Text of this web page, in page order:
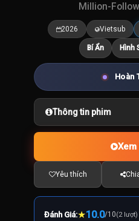
Million-
2026 Vietsub
Bí Ẩn Hình
Hoàn
Thông tin phim
Xem
Yêu thích
Đánh Giá:★10.0/10(2 lượt)